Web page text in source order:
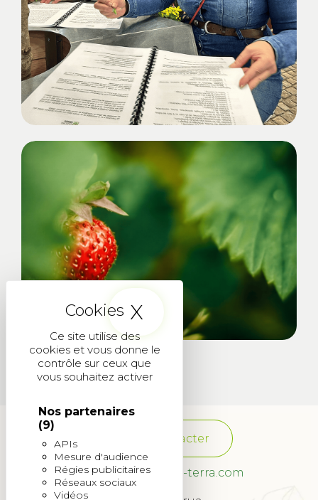
Ce site utilise des
cookies et vous donne le
contrôle sur ceux que
vous souhaitez activer
Nos partenaires
(9)
APIs
Mesure d'audience
Régies publicitaires
Réseaux sociaux
Vidéos
X Masquer le
Nous contacter
franchise@quadra-terra.com